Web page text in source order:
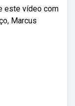
este vídeo com
Marcus